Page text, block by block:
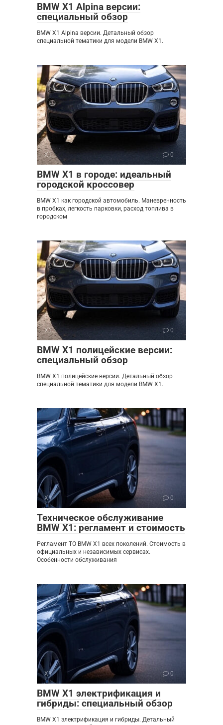
BMW X1 Alpina версии:
специальный обзор
BMW X1 Alpina версии. Детальный обзор
специальной тематики для модели BMW X1.
X1 0
BMW X1 в городе: идеальный
городской кроссовер
BMW X1 как городской автомобиль. Маневренность
в пробках, легкость парковки, расход топлива в
городском
X1 0
BMW X1 полицейские версии:
специальный обзор
BMW X1 полицейские версии. Детальный обзор
специальной тематики для модели BMW X1.
X1 0
Техническое обслуживание
BMW X1: регламент и стоимость
Регламент ТО BMW X1 всех поколений. Стоимость в
официальных и независимых сервисах.
Особенности обслуживания
X1 0
BMW X1 электрификация и
гибриды: специальный обзор
BMW X1 электрификация и гибриды. Детальный